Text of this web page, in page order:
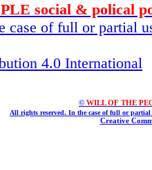
social & polical
case of full or partial
4.0 International
© WILL OF THE
All rights reserved. In the case of full or
Creative